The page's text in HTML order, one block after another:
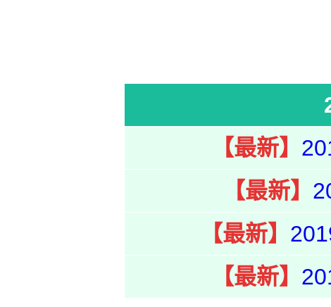
【最新】
【最新】
【最新】
【最新】